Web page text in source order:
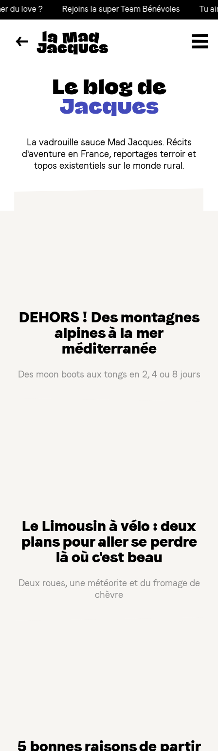
? Rejoins la super Team Bénévoles Tu aimes
Le blog de
Jacques
La vadrouille sauce Mad Jacques. Récits
d'aventure en France, reportages terroir et
topos existentiels sur le monde rural.
DEHORS ! Des montagnes
alpines à la mer
méditerranée
Des moon boots aux tongs en 2, 4 ou 8 jours
Le Limousin à vélo : deux
plans pour aller se perdre
là où c'est beau
Deux roues, une météorite et du fromage de
chèvre